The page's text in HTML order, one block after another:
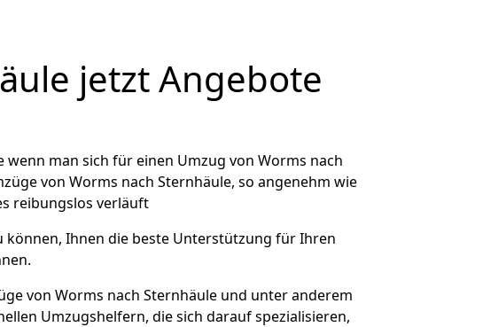
jetzt Angebote
wenn man sich für einen Umzug von Worms nach
von Worms nach Sternhäule, so angenehm wie
reibungslos verläuft
Ihnen die beste Unterstützung für Ihren
von Worms nach Sternhäule und unter anderem
Umzugshelfern, die sich darauf spezialisieren,